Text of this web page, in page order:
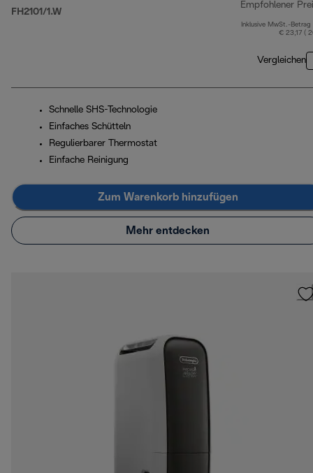
FH2101/1.W
Empfohlener
Inklusive MwSt.-Betrag
€ 23,17 (
Vergleichen
Schnelle SHS-Technologie
Einfaches Schütteln
Regulierbarer Thermostat
Einfache Reinigung
Zum Warenkorb hinzufügen
Mehr entdecken